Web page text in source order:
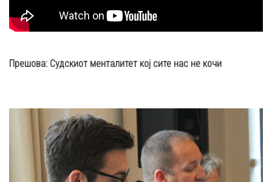
Прешова: Судскиот менталитет кој сите нас не кочи